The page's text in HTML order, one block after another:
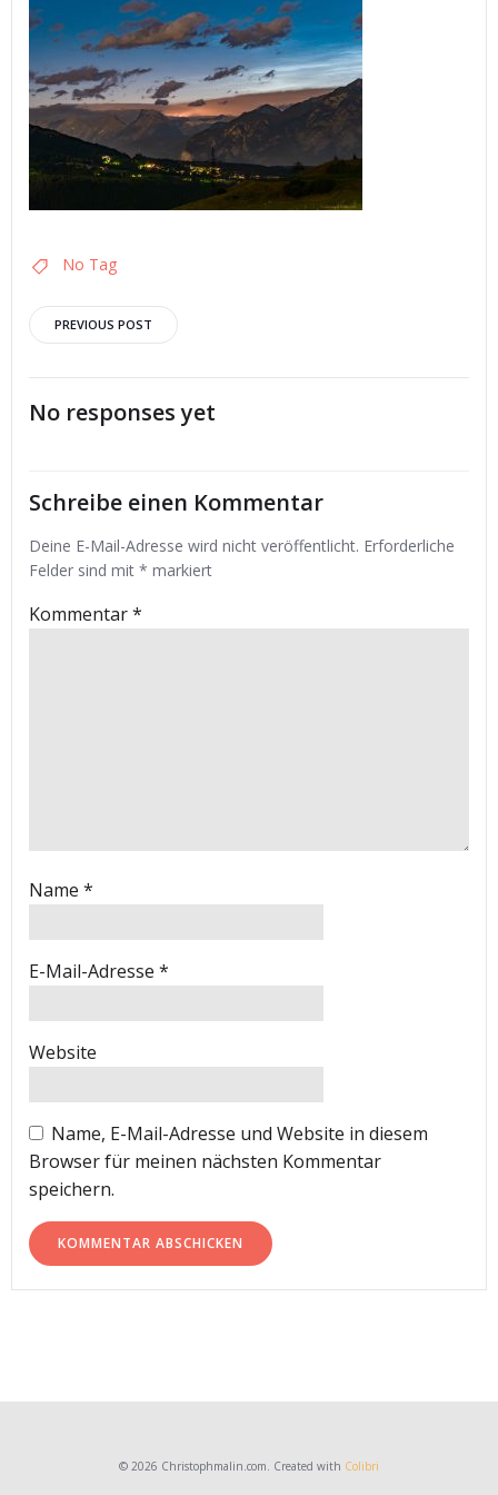
No Tag
Post
navigation
PREVIOUS POST
No responses yet
Schreibe einen Kommentar
Deine E-Mail-Adresse wird nicht veröffentlicht. Erforderliche
Felder sind mit * markiert
Kommentar*
Name *
E-Mail-Adresse *
Website
Name, E-Mail-Adresse und Website in diesem
Browser für meinen nächsten Kommentar
speichern.
© 2026 Christophmalin.com. Created with Colibri